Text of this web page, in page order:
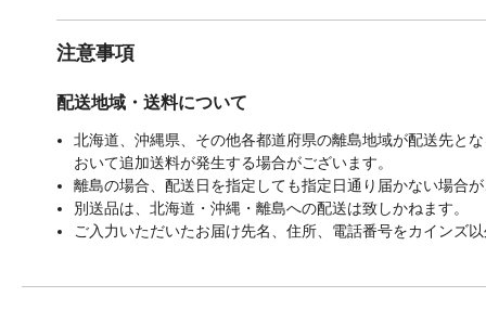
注意事項
配送地域・送料について
北海道、沖縄県、その他各都道府県の離島地域が配送先と
おいて追加送料が発生する場合がございます。
離島の場合、配送日を指定しても指定日通り届かない場合
別送品は、北海道・沖縄・離島への配送は致しかねます。
ご入力いただいたお届け先名、住所、電話番号をカインズ